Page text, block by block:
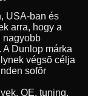
USA-ban és
arra, hogy a
nagyobb
Dunlop márka
végsõ célja
sofõr
OE, tuning,